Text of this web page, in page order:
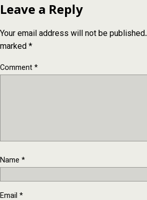
Leave a Reply
Your email address will not be published.
marked*
Comment*
Name *
Email *